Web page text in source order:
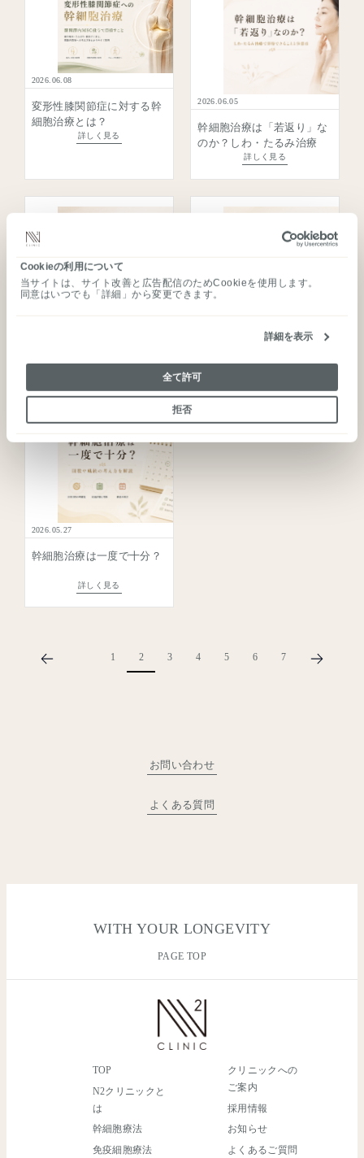
Cookieの利用について
当サイトは、サイト改善と広告配信のためCookieを使用します。
同意はいつでも「詳細」から変更できます。
詳細を表示
全て許可
拒否
幹細胞療法
免疫細胞療法
ご予約のご案内
よくあるご質問
ご予約のご案内
ご状況に合わせて、窓口をお選びください。
フォームよりご希望の内容をお選びいただけます。
来院／オンライン相談のどちらにも対応しておりま
予約フォームへ進む
タップして発信
ご希望を伺い、最短でご予約確定までご案内します。
受付時間：10:00〜18:30／日曜休診
その他のお問い合わせ
mail
よくあるご質問はこちら
2026.06.08
変形性膝関節症に対する幹
細胞治療とは？
詳しく見る
2026.06.05
幹細胞治療は「若返り」な
のか？しわ・たるみ治療
詳しく見る
幹細胞治療とPRP・ヒアル
2026.05.27
幹細胞治療は一度で十分？
詳しく見る
1 2 3 4 5 6 7
お問い合わせ
よくある質問
WITH YOUR LONGEVITY
PAGE TOP
TOP
N2クリニックと
は
幹細胞療法
免疫細胞療法
クリニックへの
ご案内
採用情報
お知らせ
よくあるご質問